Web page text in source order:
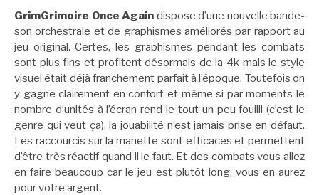
GrimGrimoire Once Again dispose d’une nouvelle bande-
son orchestrale et de graphismes améliorés par rapport au
jeu original. Certes, les graphismes pendant les combats
sont plus fins et profitent désormais de la 4k mais le style
visuel était déjà franchement parfait à l’époque. Toutefois on
y gagne clairement en confort et même si par moments le
nombre d’unités à l’écran rend le tout un peu fouilli (c’est le
genre qui veut ça), la jouabilité n’est jamais prise en défaut.
Les raccourcis sur la manette sont efficaces et permettent
d’être très réactif quand il le faut. Et des combats vous allez
en faire beaucoup car le jeu est plutôt long, vous en aurez
pour votre argent.